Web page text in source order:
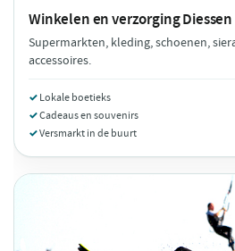
Winkelen en verzorgingDiessen
Supermarkten, kleding, schoenen,
accessoires.
Lokale boetieks
Cadeaus en souvenirs
Versmarkt in de buurt